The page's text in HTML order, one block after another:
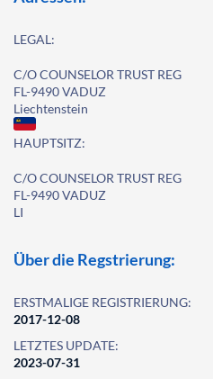
LEGAL:
C/O COUNSELOR TRUST REG
FL-9490 VADUZ
Liechtenstein
HAUPTSITZ:
C/O COUNSELOR TRUST REG
FL-9490 VADUZ
LI
Über die Regstrierung:
ERSTMALIGE REGISTRIERUNG:
2017-12-08
LETZTES UPDATE:
2023-07-31